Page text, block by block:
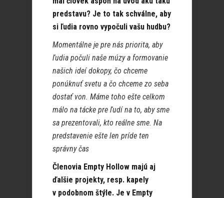
predstavu? Je to tak schválne, aby
si ľudia rovno vypočuli vašu hudbu?
Momentálne je pre nás priorita, aby
ľudia počuli naše múzy a formovanie
našich ideí dokopy, čo chceme
ponúknuť svetu a čo chceme zo seba
dostať von. Máme toho ešte celkom
málo na tácke pre ľudí na to, aby sme
sa prezentovali, kto reálne sme. Na
predstavenie ešte len príde ten
správny čas
Členovia Empty Hollow majú aj
ďalšie projekty, resp. kapely
v podobnom štýle. Je v Empty